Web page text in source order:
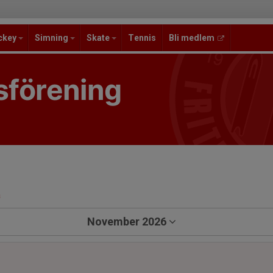
Simning Skate Tennis Bli medlem
November 2026